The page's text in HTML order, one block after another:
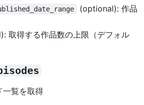
(optional): 作品
取得する作品数の上限（デフォル
一覧を取得